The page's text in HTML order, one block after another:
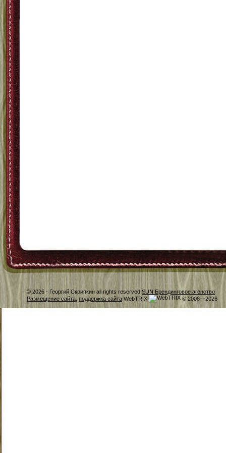
© 2026 - Георгий Скрипкин all rights reserved SUN Брендинговое агенство
Размещение сайта, поддержка сайта WebTRIX © 2008—2026